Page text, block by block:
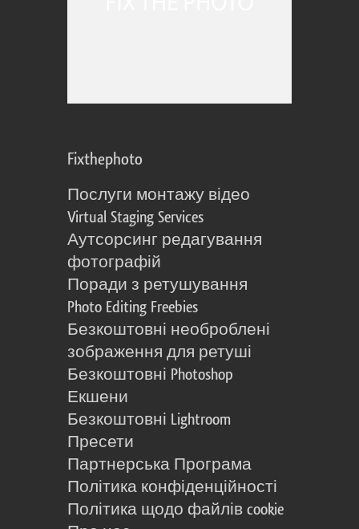
Fixthephoto
Послуги монтажу відео
Virtual Staging Services
Аутсорсинг редагування
фотографій
Поради з ретушування
Photo Editing Freebies
Безкоштовні необроблені
зображення для ретуші
Безкоштовні Photoshop
Екшени
Безкоштовні Lightroom
Пресети
Партнерська Програма
Політика конфіденційності
Політика щодо файлів cookie